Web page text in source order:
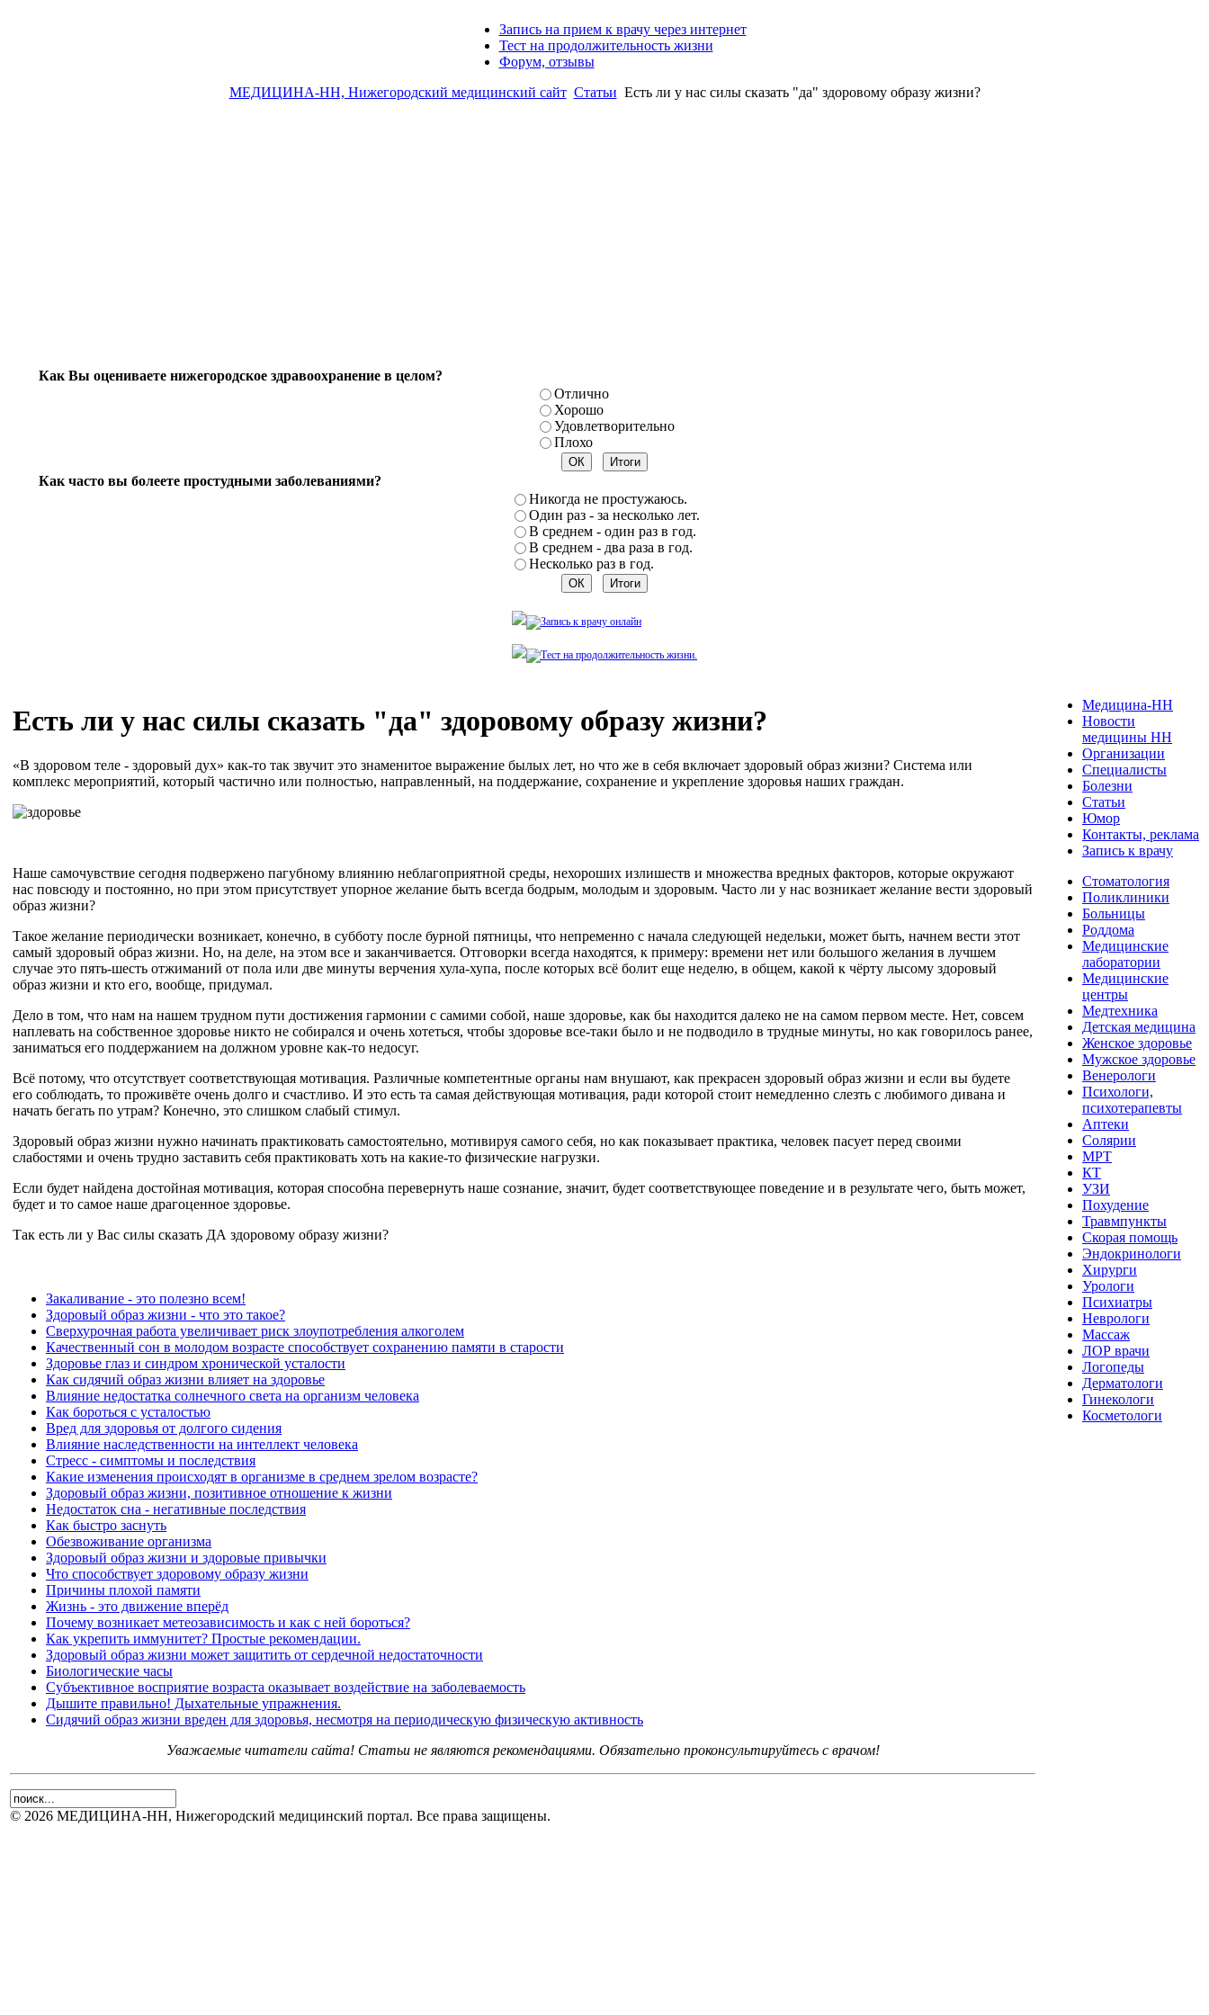
Запись на прием к врачу через интернет
Тест на продолжительность жизни
Форум, отзывы
МЕДИЦИНА-НН, Нижегородский медицинский сайт Статьи Есть ли у нас силы сказать "да" здоровому образу жизни?
Как Вы оцениваете нижегородское здравоохранение в целом?
Отлично
Хорошо
Удовлетворительно
Плохо
Как часто вы болеете простудными заболеваниями?
Никогда не простужаюсь.
Один раз - за несколько лет.
В среднем - один раз в год.
В среднем - два раза в год.
Несколько раз в год.
Есть ли у нас силы сказать "да" здоровому образу жизни?
«В здоровом теле - здоровый дух» как-то так звучит это знаменитое выражение былых лет, но что же в себя включает здоровый образ жизни? Система или
комплекс мероприятий, который частично или полностью, направленный, на поддержание, сохранение и укрепление здоровья наших граждан.
Наше самочувствие сегодня подвержено пагубному влиянию неблагоприятной среды, нехороших излишеств и множества вредных факторов, которые окружают
нас повсюду и постоянно, но при этом присутствует упорное желание быть всегда бодрым, молодым и здоровым. Часто ли у нас возникает желание вести здоровый
образ жизни?
Такое желание периодически возникает, конечно, в субботу после бурной пятницы, что непременно с начала следующей недельки, может быть, начнем вести этот
самый здоровый образ жизни. Но, на деле, на этом все и заканчивается. Отговорки всегда находятся, к примеру: времени нет или большого желания в лучшем
случае это пять-шесть отжиманий от пола или две минуты верчения хула-хупа, после которых всё болит еще неделю, в общем, какой к чёрту лысому здоровый
образ жизни и кто его, вообще, придумал.
Дело в том, что нам на нашем трудном пути достижения гармонии с самими собой, наше здоровье, как бы находится далеко не на самом первом месте. Нет, совсем
наплевать на собственное здоровье никто не собирался и очень хотеться, чтобы здоровье все-таки было и не подводило в трудные минуты, но как говорилось ранее,
заниматься его поддержанием на должном уровне как-то недосуг.
Всё потому, что отсутствует соответствующая мотивация. Различные компетентные органы нам внушают, как прекрасен здоровый образ жизни и если вы будете
его соблюдать, то проживёте очень долго и счастливо. И это есть та самая действующая мотивация, ради которой стоит немедленно слезть с любимого дивана и
начать бегать по утрам? Конечно, это слишком слабый стимул.
Здоровый образ жизни нужно начинать практиковать самостоятельно, мотивируя самого себя, но как показывает практика, человек пасует перед своими
слабостями и очень трудно заставить себя практиковать хоть на какие-то физические нагрузки.
Если будет найдена достойная мотивация, которая способна перевернуть наше сознание, значит, будет соответствующее поведение и в результате чего, быть может,
будет и то самое наше драгоценное здоровье.
Так есть ли у Вас силы сказать ДА здоровому образу жизни?
Закаливание - это полезно всем!
Здоровый образ жизни - что это такое?
Сверхурочная работа увеличивает риск злоупотребления алкоголем
Качественный сон в молодом возрасте способствует сохранению памяти в старости
Здоровье глаз и синдром хронической усталости
Как сидячий образ жизни влияет на здоровье
Влияние недостатка солнечного света на организм человека
Как бороться с усталостью
Вред для здоровья от долгого сидения
Влияние наследственности на интеллект человека
Стресс - симптомы и последствия
Какие изменения происходят в организме в среднем зрелом возрасте?
Здоровый образ жизни, позитивное отношение к жизни
Недостаток сна - негативные последствия
Как быстро заснуть
Обезвоживание организма
Здоровый образ жизни и здоровые привычки
Что способствует здоровому образу жизни
Причины плохой памяти
Жизнь - это движение вперёд
Почему возникает метеозависимость и как с ней бороться?
Как укрепить иммунитет? Простые рекомендации.
Здоровый образ жизни может защитить от сердечной недостаточности
Биологические часы
Субъективное восприятие возраста оказывает воздействие на заболеваемость
Дышите правильно! Дыхательные упражнения.
Сидячий образ жизни вреден для здоровья, несмотря на периодическую физическую активность
Уважаемые читатели сайта! Статьи не являются рекомендациями. Обязательно проконсультируйтесь с врачом!
© 2026 МЕДИЦИНА-НН, Нижегородский медицинский портал. Все права защищены.
Медицина-НН
Новости
медицины НН
Организации
Специалисты
Болезни
Статьи
Юмор
Контакты, реклама
Запись к врачу
Стоматология
Поликлиники
Больницы
Роддома
Медицинские
лаборатории
Медицинские
центры
Медтехника
Детская медицина
Женское здоровье
Мужское здоровье
Венерологи
Психологи,
психотерапевты
Аптеки
Солярии
МРТ
КТ
УЗИ
Похудение
Травмпункты
Скорая помощь
Эндокринологи
Хирурги
Урологи
Психиатры
Неврологи
Массаж
ЛОР врачи
Логопеды
Дерматологи
Гинекологи
Косметологи